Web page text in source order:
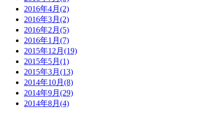
2016年4月(2)
2016年3月(2)
2016年2月(5)
2016年1月(7)
2015年12月(19)
2015年5月(1)
2015年3月(13)
2014年10月(8)
2014年9月(29)
2014年8月(4)